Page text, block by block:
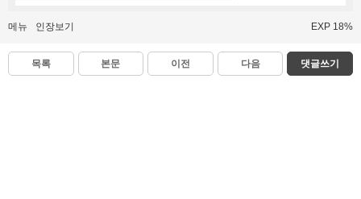
메뉴 인장보기 EXP 18%
목록 본문 이전 다음 댓글쓰기